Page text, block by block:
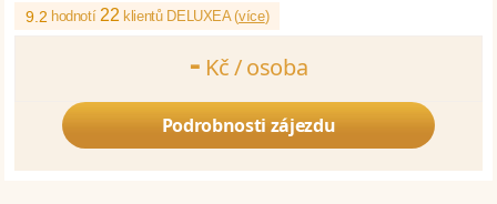
9.2 hodnotí22 klientů DELUXEA (více)
- Kč /osoba
Podrobnosti zájezdu
Počítáme cenu Vašeho zájezdu. Vyčkejte prosím.